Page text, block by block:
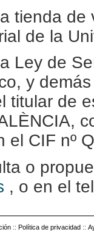
tienda
de la
Ley de
y
titular de
el CIF nº
o
, o en el
:: Política de privacidad ::